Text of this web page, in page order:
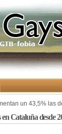
un 43,5% las
Cataluña desde